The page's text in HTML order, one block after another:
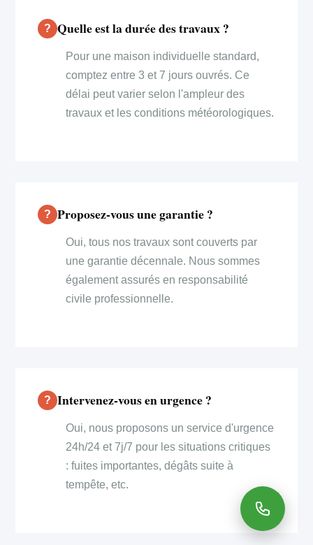
Quelle est la durée des travaux ?
Pour une maison individuelle standard,
comptez entre 3 et 7 jours ouvrés. Ce
délai peut varier selon l'ampleur des
travaux et les conditions météorologiques.
Proposez-vous une garantie ?
Oui, tous nos travaux sont couverts par
une garantie décennale. Nous sommes
également assurés en responsabilité
civile professionnelle.
Intervenez-vous en urgence ?
Oui, nous proposons un service d'urgence
24h/24 et 7j/7 pour les situations critiques
: fuites importantes, dégâts suite à
tempête, etc.